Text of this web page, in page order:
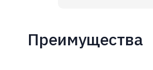
Преимущества